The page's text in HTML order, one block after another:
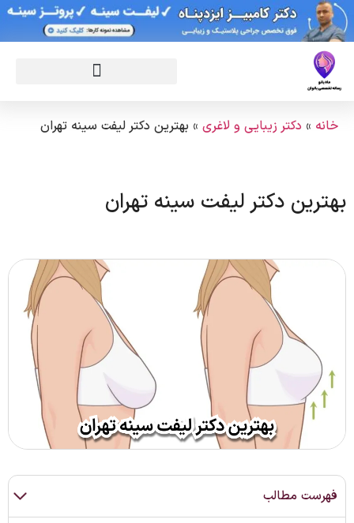
خانه » دکتر زیبایی و لاغری » بهترین دکتر لیفت سینه تهران
بهترین دکتر لیفت سینه تهران
فهرست مطالب